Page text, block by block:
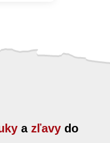
a zľavy do